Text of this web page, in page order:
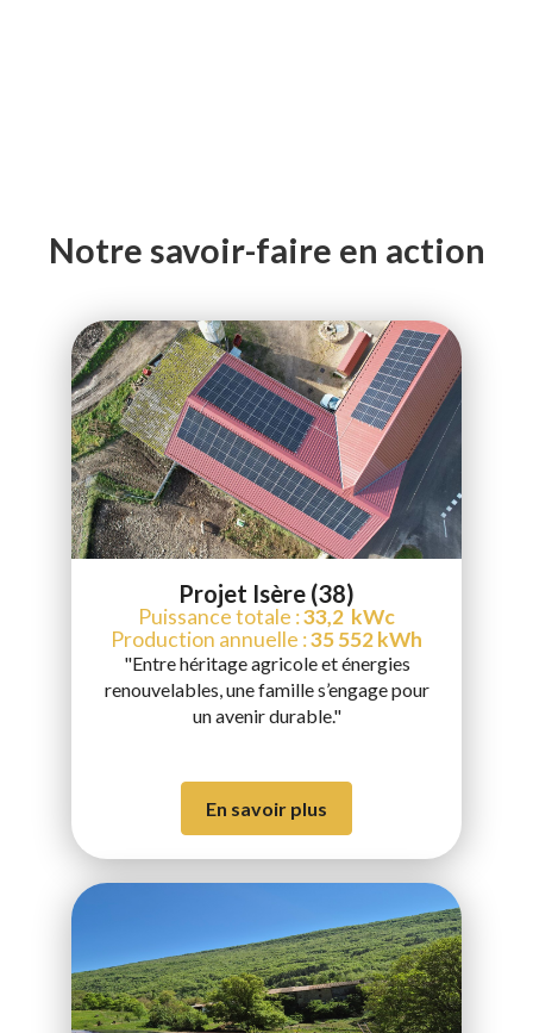
Notre savoir-faire en action
Projet Isère (38)
Puissance totale :33,2 kWc
Production annuelle :35 552 kWh
"Entre héritage agricole et énergies
renouvelables, une famille s’engage pour
un avenir durable."
En savoir plus